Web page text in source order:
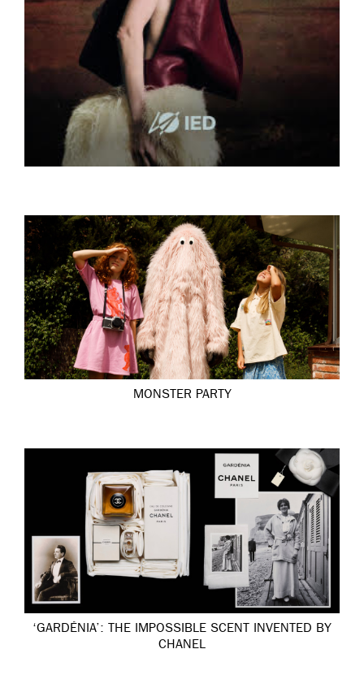
MONSTER PARTY
‘GARDÉNIA’: THE IMPOSSIBLE SCENT INVENTED BY
CHANEL